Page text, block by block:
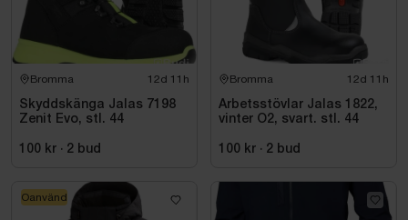
Bromma 12d 11h
Skyddskänga Jalas 7198
Zenit Evo, stl. 44
100 kr · 2 bud
Bromma 12d 11h
Arbetsstövlar Jalas 1822,
vinter O2, svart. stl. 44
100 kr · 2 bud
Oanvänd